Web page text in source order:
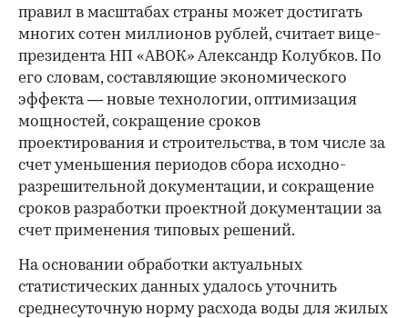
правил в масштабах страны может достигать
многих сотен миллионов рублей, считает вице-
президента НП «АВОК» Александр Колубков. По
его словам, составляющие экономического
эффекта — новые технологии, оптимизация
мощностей, сокращение сроков
проектирования и строительства, в том числе за
счет уменьшения периодов сбора исходно-
разрешительной документации, и сокращение
сроков разработки проектной документации за
счет применения типовых решений.
На основании обработки актуальных
статистических данных удалось уточнить
среднесуточную норму расхода воды для жилых